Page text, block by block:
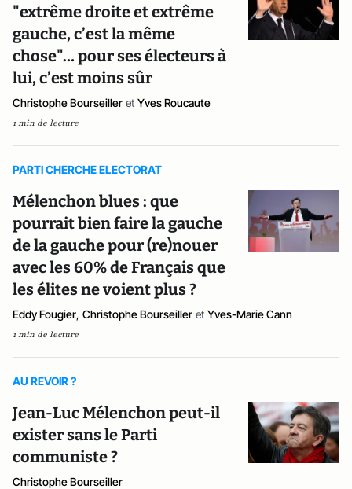
"extrême droite et extrême
gauche, c’est la même
chose"… pour ses électeurs à
lui, c’est moins sûr
Christophe Bourseiller et Yves Roucaute
1 min de lecture
PARTI CHERCHE ELECTORAT
Mélenchon blues : que
pourrait bien faire la gauche
de la gauche pour (re)nouer
avec les 60% de Français que
les élites ne voient plus ?
Eddy Fougier, Christophe Bourseiller et Yves-Marie Cann
1 min de lecture
AU REVOIR ?
Jean-Luc Mélenchon peut-il
exister sans le Parti
communiste ?
Christophe Bourseiller